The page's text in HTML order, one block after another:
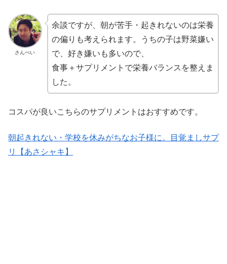
さんぺい
余談ですが、朝が苦手・起きれないのは栄養
の偏りも考えられます。うちの子は野菜嫌い
で、好き嫌いも多いので、
食事＋サプリメントで栄養バランスを整えま
した。
コスパが良いこちらのサプリメントはおすすめです。
朝起きれない・学校を休みがちなお子様に。目覚ましサプ
リ【あさシャキ】